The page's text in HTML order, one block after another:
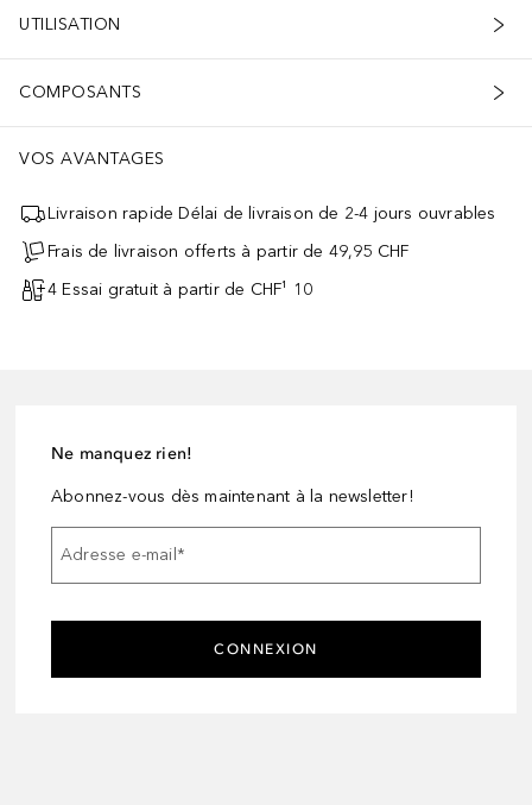
UTILISATION
COMPOSANTS
VOS AVANTAGES
Livraison rapide Délai de livraison de 2-4 jours ouvrables
Frais de livraison offerts à partir de 49,95 CHF
4 Essai gratuit à partir de CHF¹ 10
Ne manquez rien!
Abonnez-vous dès maintenant à la newsletter!
Adresse e-mail*
CONNEXION